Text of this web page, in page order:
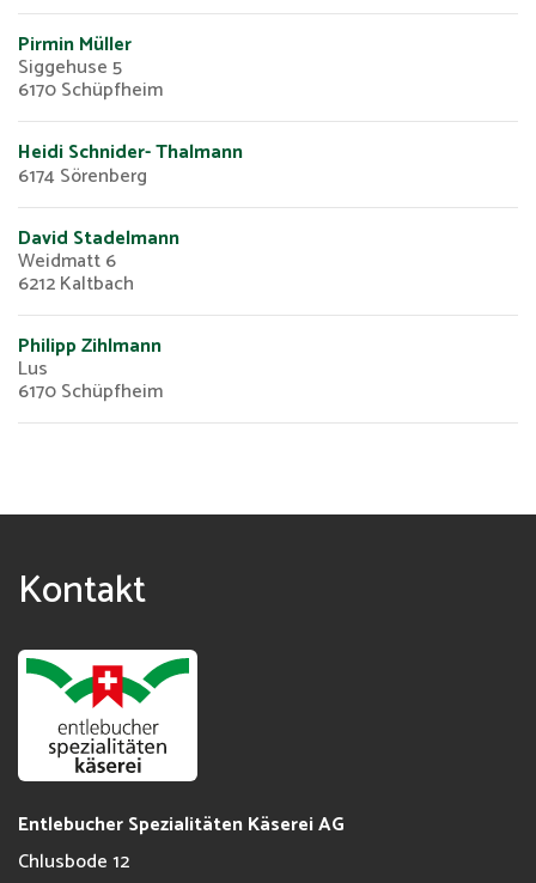
Datenschutzerklärung
Impressum
Pirmin Müller
Siggehuse 5
6170 Schüpfheim
Heidi Schnider- Thalmann
6174 Sörenberg
David Stadelmann
Weidmatt 6
6212 Kaltbach
Philipp Zihlmann
Lus
6170 Schüpfheim
Kontakt
Entlebucher Spezialitäten Käserei AG
Chlusbode 12